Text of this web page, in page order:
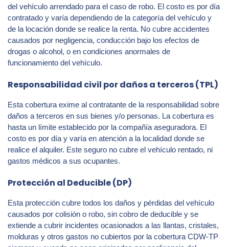
del vehículo arrendado para el caso de robo. El costo es por día
contratado y varía dependiendo de la categoría del vehículo y
de la locación donde se realice la renta. No cubre accidentes
causados por negligencia, conducción bajo los efectos de
drogas o alcohol, o en condiciones anormales de
funcionamiento del vehículo.
Responsabilidad civil por daños a terceros (TPL)
Esta cobertura exime al contratante de la responsabilidad sobre
daños a terceros en sus bienes y/o personas. La cobertura es
hasta un límite establecido por la compañía aseguradora. El
costo es por día y varía en atención a la localidad donde se
realice el alquiler. Este seguro no cubre el vehículo rentado, ni
gastos médicos a sus ocupantes.
Protección al Deducible (DP)
Esta protección cubre todos los daños y pérdidas del vehículo
causados por colisión o robo, sin cobro de deducible y se
extiende a cubrir incidentes ocasionados a las llantas, cristales,
molduras y otros gastos no cubiertos por la cobertura CDW-TP